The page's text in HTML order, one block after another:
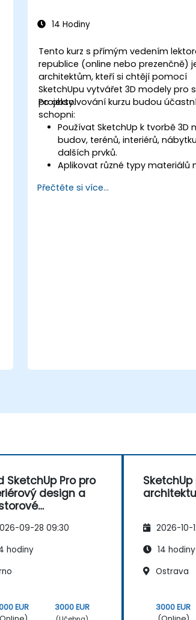
14 Hodiny
Tento kurz s přímým vedením
republice (online nebo prezenčně)
architektům, kteří si chtějí pomocí
SketchUpu vytvářet 3D modely pro
projekty.
Po absolvování kurzu budou
schopni:
Používat SketchUp k tvorbě 3D
budov, terénů, interiérů,
dalších prvků.
Aplikovat různé typy materiálů
Geolokalizovat model tak, aby
Přečtěte si více...
SketchUp Pro pro
design a
09-28 09:30
hodiny
EUR
3000 EUR
SketchUp
2026-10-
14 hodiny
Ostrava
3000 EUR